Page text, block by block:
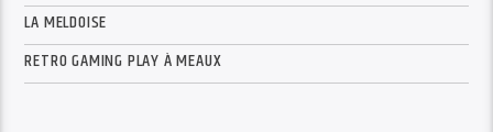
LA MELDOISE
RETRO GAMING PLAY À MEAUX